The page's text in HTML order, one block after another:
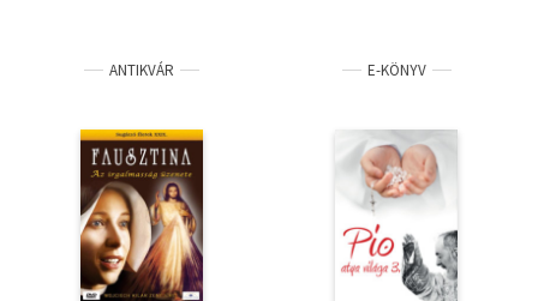
ANTIKVÁR E-KÖNYV